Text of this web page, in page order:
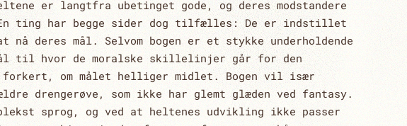
er langtfra ubetinget gode, og deres modstandere
ting har begge sider dog tilfælles: De er indstillet
deres mål. Selvom bogen er et stykke underholdende
til hvor de moralske skillelinjer går for den
om målet helliger midlet. Bogen vil især
drengerøve, som ikke har glemt glæden ved fantasy.
sprog, og ved at heltenes udvikling ikke passer